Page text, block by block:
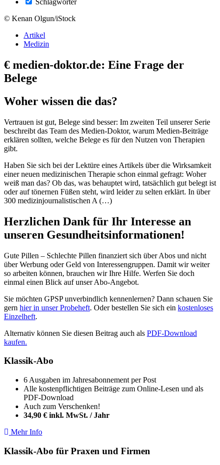
Schlagwörter
© Kenan Olgun/iStock
Artikel
Medizin
€ medien-doktor.de: Eine Frage der
Belege
Woher wissen die das?
Vertrauen ist gut, Belege sind besser: Im zweiten Teil unserer Serie
beschreibt das Team des Medien-Doktor, warum Medien-Beiträge
erklären sollten, welche Belege es für den Nutzen von Therapien
gibt.
Haben Sie sich bei der Lektüre eines Artikels über die Wirksamkeit
einer neuen medizinischen Therapie schon einmal gefragt: Woher
weiß man das? Ob das, was behauptet wird, tatsächlich gut belegt ist
oder auf tönernen Füßen steht, wird leider zu selten erklärt. In über
300 medizinjournalistischen A (…)
Herzlichen Dank für Ihr Interesse an
unseren Gesundheitsinformationen!
Gute Pillen – Schlechte Pillen finanziert sich über Abos und nicht
über Werbung oder Geld von Interessengruppen. Damit wir weiter
so arbeiten können, brauchen wir Ihre Hilfe. Werfen Sie doch
einmal einen Blick auf unser Abo-Angebot.
Sie möchten GPSP unverbindlich kennenlernen? Dann schauen Sie
gern hier in unser Probeheft. Oder bestellen Sie sich ein kostenloses
Einzelheft.
Alternativ können Sie diesen Beitrag auch als PDF-Download
kaufen.
Klassik-Abo
6 Ausgaben im Jahresabonnement per Post
Alle kostenpflichtigen Beiträge zum Online-Lesen und als
PDF-Download
Auch zum Verschenken!
34,90 € inkl. MwSt. / Jahr
Mehr Info
Klassik-Abo für Praxen und Firmen